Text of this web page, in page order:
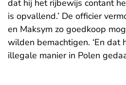
dat hij het rijbewijs contant
is opvallend.’ De officier
en Maksym zo goedkoop
wilden bemachtigen. ‘En dat
illegale manier in Polen